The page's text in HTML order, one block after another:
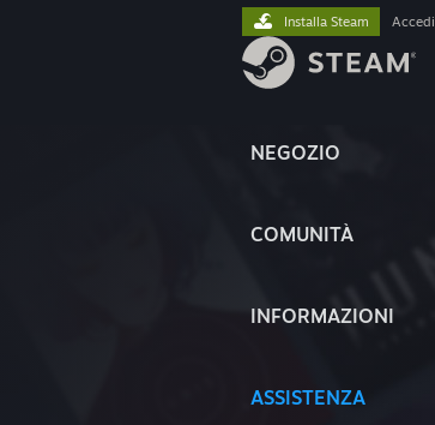
NEGOZIO
COMUNITÀ
INFORMAZIONI
ASSISTENZA
Installa Steam Accedi